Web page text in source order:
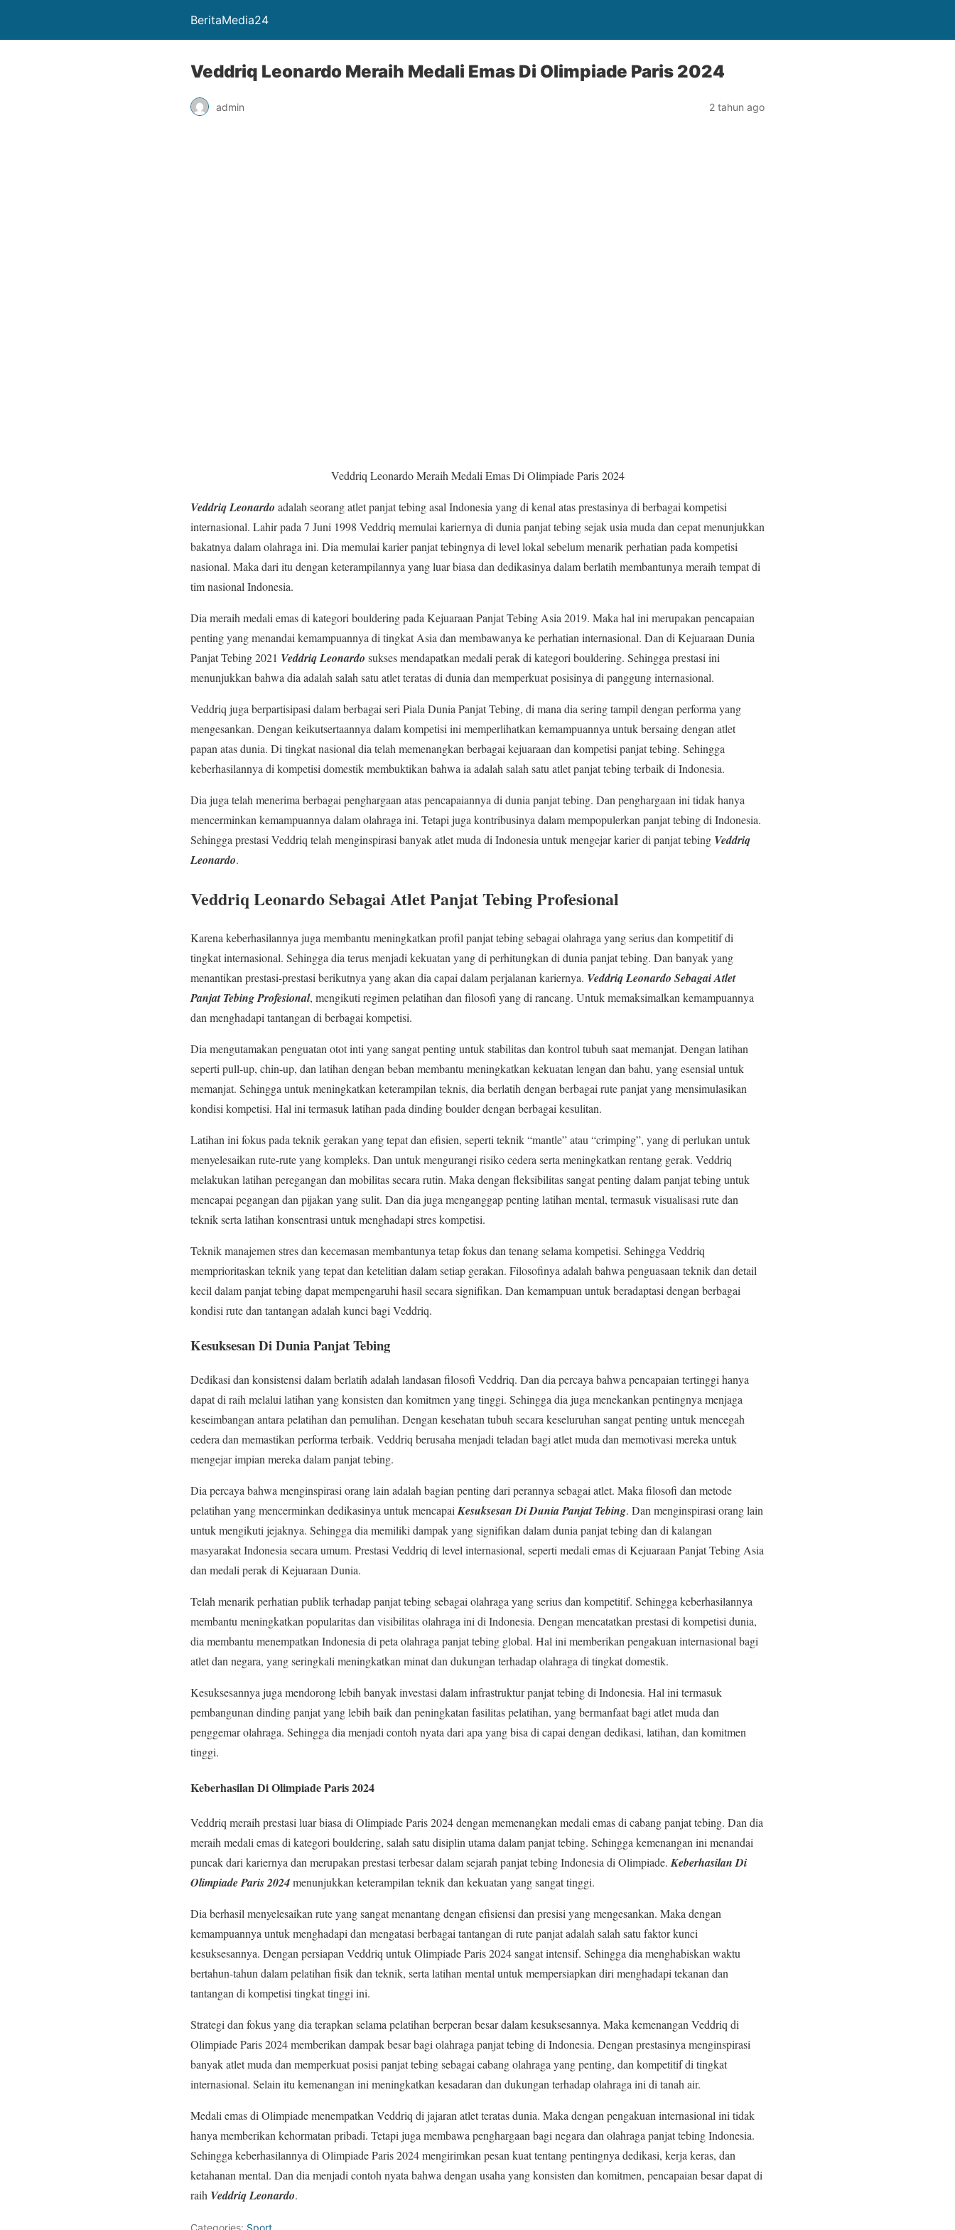
BeritaMedia24
Veddriq Leonardo Meraih Medali Emas Di Olimpiade Paris 2024
admin 2 tahun ago
Veddriq Leonardo Meraih Medali Emas Di Olimpiade Paris 2024
Veddriq Leonardo adalah seorang atlet panjat tebing asal Indonesia yang di kenal atas prestasinya di berbagai kompetisi
internasional. Lahir pada 7 Juni 1998 Veddriq memulai kariernya di dunia panjat tebing sejak usia muda dan cepat menunjukkan
bakatnya dalam olahraga ini. Dia memulai karier panjat tebingnya di level lokal sebelum menarik perhatian pada kompetisi
nasional. Maka dari itu dengan keterampilannya yang luar biasa dan dedikasinya dalam berlatih membantunya meraih tempat di
tim nasional Indonesia.
Dia meraih medali emas di kategori bouldering pada Kejuaraan Panjat Tebing Asia 2019. Maka hal ini merupakan pencapaian
penting yang menandai kemampuannya di tingkat Asia dan membawanya ke perhatian internasional. Dan di Kejuaraan Dunia
Panjat Tebing 2021 Veddriq Leonardo sukses mendapatkan medali perak di kategori bouldering. Sehingga prestasi ini
menunjukkan bahwa dia adalah salah satu atlet teratas di dunia dan memperkuat posisinya di panggung internasional.
Veddriq juga berpartisipasi dalam berbagai seri Piala Dunia Panjat Tebing, di mana dia sering tampil dengan performa yang
mengesankan. Dengan keikutsertaannya dalam kompetisi ini memperlihatkan kemampuannya untuk bersaing dengan atlet
papan atas dunia. Di tingkat nasional dia telah memenangkan berbagai kejuaraan dan kompetisi panjat tebing. Sehingga
keberhasilannya di kompetisi domestik membuktikan bahwa ia adalah salah satu atlet panjat tebing terbaik di Indonesia.
Dia juga telah menerima berbagai penghargaan atas pencapaiannya di dunia panjat tebing. Dan penghargaan ini tidak hanya
mencerminkan kemampuannya dalam olahraga ini. Tetapi juga kontribusinya dalam mempopulerkan panjat tebing di Indonesia.
Sehingga prestasi Veddriq telah menginspirasi banyak atlet muda di Indonesia untuk mengejar karier di panjat tebing Veddriq
Leonardo.
Veddriq Leonardo Sebagai Atlet Panjat Tebing Profesional
Karena keberhasilannya juga membantu meningkatkan profil panjat tebing sebagai olahraga yang serius dan kompetitif di
tingkat internasional. Sehingga dia terus menjadi kekuatan yang di perhitungkan di dunia panjat tebing. Dan banyak yang
menantikan prestasi-prestasi berikutnya yang akan dia capai dalam perjalanan kariernya. Veddriq Leonardo Sebagai Atlet
Panjat Tebing Profesional, mengikuti regimen pelatihan dan filosofi yang di rancang. Untuk memaksimalkan kemampuannya
dan menghadapi tantangan di berbagai kompetisi.
Dia mengutamakan penguatan otot inti yang sangat penting untuk stabilitas dan kontrol tubuh saat memanjat. Dengan latihan
seperti pull-up, chin-up, dan latihan dengan beban membantu meningkatkan kekuatan lengan dan bahu, yang esensial untuk
memanjat. Sehingga untuk meningkatkan keterampilan teknis, dia berlatih dengan berbagai rute panjat yang mensimulasikan
kondisi kompetisi. Hal ini termasuk latihan pada dinding boulder dengan berbagai kesulitan.
Latihan ini fokus pada teknik gerakan yang tepat dan efisien, seperti teknik “mantle” atau “crimping”, yang di perlukan untuk
menyelesaikan rute-rute yang kompleks. Dan untuk mengurangi risiko cedera serta meningkatkan rentang gerak. Veddriq
melakukan latihan peregangan dan mobilitas secara rutin. Maka dengan fleksibilitas sangat penting dalam panjat tebing untuk
mencapai pegangan dan pijakan yang sulit. Dan dia juga menganggap penting latihan mental, termasuk visualisasi rute dan
teknik serta latihan konsentrasi untuk menghadapi stres kompetisi.
Teknik manajemen stres dan kecemasan membantunya tetap fokus dan tenang selama kompetisi. Sehingga Veddriq
memprioritaskan teknik yang tepat dan ketelitian dalam setiap gerakan. Filosofinya adalah bahwa penguasaan teknik dan detail
kecil dalam panjat tebing dapat mempengaruhi hasil secara signifikan. Dan kemampuan untuk beradaptasi dengan berbagai
kondisi rute dan tantangan adalah kunci bagi Veddriq.
Kesuksesan Di Dunia Panjat Tebing
Dedikasi dan konsistensi dalam berlatih adalah landasan filosofi Veddriq. Dan dia percaya bahwa pencapaian tertinggi hanya
dapat di raih melalui latihan yang konsisten dan komitmen yang tinggi. Sehingga dia juga menekankan pentingnya menjaga
keseimbangan antara pelatihan dan pemulihan. Dengan kesehatan tubuh secara keseluruhan sangat penting untuk mencegah
cedera dan memastikan performa terbaik. Veddriq berusaha menjadi teladan bagi atlet muda dan memotivasi mereka untuk
mengejar impian mereka dalam panjat tebing.
Dia percaya bahwa menginspirasi orang lain adalah bagian penting dari perannya sebagai atlet. Maka filosofi dan metode
pelatihan yang mencerminkan dedikasinya untuk mencapaiKesuksesan Di Dunia Panjat Tebing. Dan menginspirasi orang lain
untuk mengikuti jejaknya. Sehingga dia memiliki dampak yang signifikan dalam dunia panjat tebing dan di kalangan
masyarakat Indonesia secara umum. Prestasi Veddriq di level internasional, seperti medali emas di Kejuaraan Panjat Tebing Asia
dan medali perak di Kejuaraan Dunia.
Telah menarik perhatian publik terhadap panjat tebing sebagai olahraga yang serius dan kompetitif. Sehingga keberhasilannya
membantu meningkatkan popularitas dan visibilitas olahraga ini di Indonesia. Dengan mencatatkan prestasi di kompetisi dunia,
dia membantu menempatkan Indonesia di peta olahraga panjat tebing global. Hal ini memberikan pengakuan internasional bagi
atlet dan negara, yang seringkali meningkatkan minat dan dukungan terhadap olahraga di tingkat domestik.
Kesuksesannya juga mendorong lebih banyak investasi dalam infrastruktur panjat tebing di Indonesia. Hal ini termasuk
pembangunan dinding panjat yang lebih baik dan peningkatan fasilitas pelatihan, yang bermanfaat bagi atlet muda dan
penggemar olahraga. Sehingga dia menjadi contoh nyata dari apa yang bisa di capai dengan dedikasi, latihan, dan komitmen
tinggi.
Keberhasilan Di Olimpiade Paris 2024
Veddriq meraih prestasi luar biasa di Olimpiade Paris 2024 dengan memenangkan medali emas di cabang panjat tebing. Dan dia
meraih medali emas di kategori bouldering, salah satu disiplin utama dalam panjat tebing. Sehingga kemenangan ini menandai
puncak dari kariernya dan merupakan prestasi terbesar dalam sejarah panjat tebing Indonesia di Olimpiade. Keberhasilan Di
Olimpiade Paris 2024menunjukkan keterampilan teknik dan kekuatan yang sangat tinggi.
Dia berhasil menyelesaikan rute yang sangat menantang dengan efisiensi dan presisi yang mengesankan. Maka dengan
kemampuannya untuk menghadapi dan mengatasi berbagai tantangan di rute panjat adalah salah satu faktor kunci
kesuksesannya. Dengan persiapan Veddriq untuk Olimpiade Paris 2024 sangat intensif. Sehingga dia menghabiskan waktu
bertahun-tahun dalam pelatihan fisik dan teknik, serta latihan mental untuk mempersiapkan diri menghadapi tekanan dan
tantangan di kompetisi tingkat tinggi ini.
Strategi dan fokus yang dia terapkan selama pelatihan berperan besar dalam kesuksesannya. Maka kemenangan Veddriq di
Olimpiade Paris 2024 memberikan dampak besar bagi olahraga panjat tebing di Indonesia. Dengan prestasinya menginspirasi
banyak atlet muda dan memperkuat posisi panjat tebing sebagai cabang olahraga yang penting, dan kompetitif di tingkat
internasional. Selain itu kemenangan ini meningkatkan kesadaran dan dukungan terhadap olahraga ini di tanah air.
Medali emas di Olimpiade menempatkan Veddriq di jajaran atlet teratas dunia. Maka dengan pengakuan internasional ini tidak
hanya memberikan kehormatan pribadi. Tetapi juga membawa penghargaan bagi negara dan olahraga panjat tebing Indonesia.
Sehingga keberhasilannya di Olimpiade Paris 2024 mengirimkan pesan kuat tentang pentingnya dedikasi, kerja keras, dan
ketahanan mental. Dan dia menjadi contoh nyata bahwa dengan usaha yang konsisten dan komitmen, pencapaian besar dapat di
raih Veddriq Leonardo.
Categories: Sport